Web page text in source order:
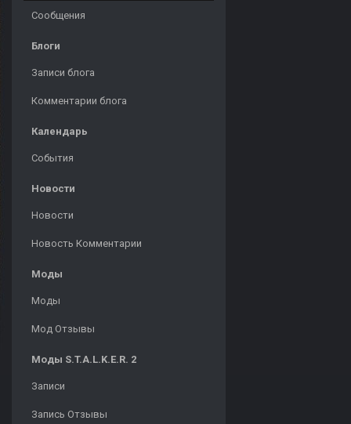
Сообщения
Блоги
Записи блога
Комментарии блога
Календарь
События
Новости
Новости
Новость Комментарии
Моды
Моды
Мод Отзывы
Моды S.T.A.L.K.E.R. 2
Записи
Запись Отзывы